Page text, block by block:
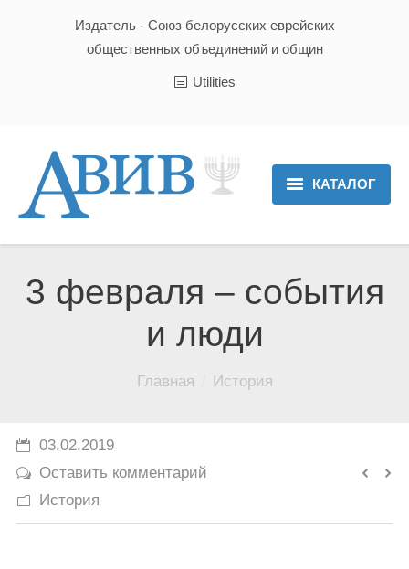
Издатель - Союз белорусских еврейских
общественных объединений и общин
Utilities
КАТАЛОГ
Юмор
3 февраля – события
и люди
Главная История
03.02.2019
Оставить комментарий
История